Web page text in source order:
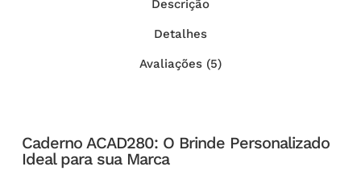
Descrição
Detalhes
Avaliações (5)
Caderno ACAD280: O Brinde Personalizado
Ideal para sua Marca